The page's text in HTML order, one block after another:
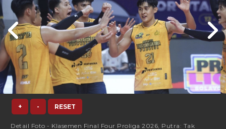
+ - RESET
Detail Foto - Klasemen Final Four Proliga 2026, Putra: Tak